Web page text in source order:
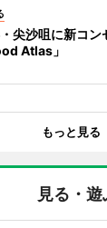
尖沙咀に新コン
Atlas」
もっと見る
見る・遊